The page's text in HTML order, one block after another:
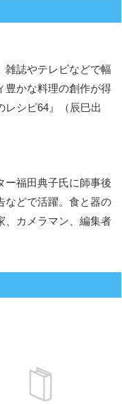
雑誌やテレビなどで幅
豊かな料理の創作が得
レシピ64』（辰巳出
ー福田典子氏に師事後
などで活躍。食と器の
、カメラマン、編集者